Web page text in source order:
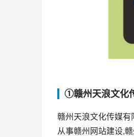
①赣州天浪文化
赣州天浪文化传媒
从事赣州网站建设,